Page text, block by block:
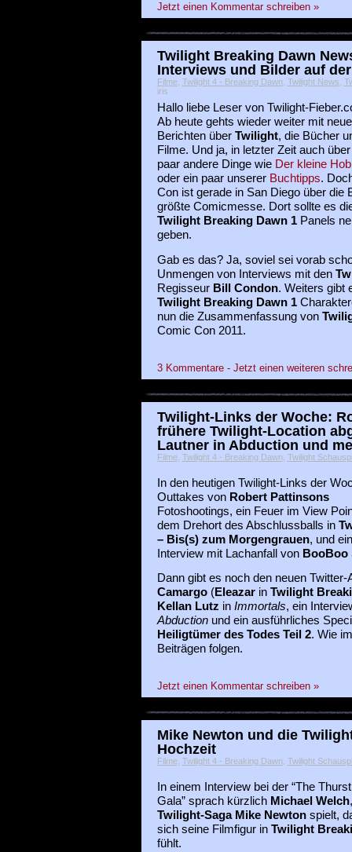
Jetzt einen Kommentar schreiben »
Twilight Breaking Dawn
Interviews und Bilder auf
Filme, Twilight 4 - Breaking Dawn, Twilight News
iris
Hallo liebe Leser von Twilight-
Ab heute gehts wieder weiter mit
Berichten über Twilight, die Bücher
Filme. Und ja, in letzter Zeit auch
paar andere Dinge wie Der kleine
oder ein paar unserer Buchtipps.
Con ist gerade in San Diego über die
größte Comicmesse. Dort sollte es
Twilight Breaking Dawn 1Panels
geben.
Gab es das? Ja, soviel sei vorab
Unmengen von Interviews mit den
RegisseurBill Condon. Weiters gibt
Twilight Breaking Dawn 1
nun die Zusammenfassung von
Comic Con 2011.
3 Kommentare - Jetzt einen weiteren
Twilight-Links der Woche:
frühere Twilight-Location
Lautner in Abduction und
Filme, Twilight 4 - Breaking Dawn, Twilight
In den heutigen Twilight-Links der
Outtakes von Robert Pattinsons
Fotoshootings, ein Feuer im View
dem Drehort des Abschlussballs in
– Bis(s) zum Morgengrauen, und ein
Interview mit Lachanfall von BooBoo
Dann gibt es noch den neuen
Camargo(Eleazar inTwilight
Kellan Lutz in Immortals, ein
Abduction und ein ausführliches
Heiligtümer des Todes Teil 2. Wie
Beiträgen folgen.
Jetzt einen Kommentar schreiben »
Mike Newton und die
Hochzeit
Filme, Twilight 4 - Breaking Dawn, Twilight
In einem Interview bei der “The
Gala” sprach kürzlich Michael Welch
Twilight-Saga Mike Newtonspielt,
sich seine Filmfigur in Twilight
fühlt.